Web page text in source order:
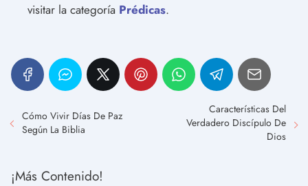
visitar la categoría Prédicas.
Cómo Vivir Días De Paz
Según La Biblia
Características Del
Verdadero Discípulo De
Dios
¡Más Contenido!